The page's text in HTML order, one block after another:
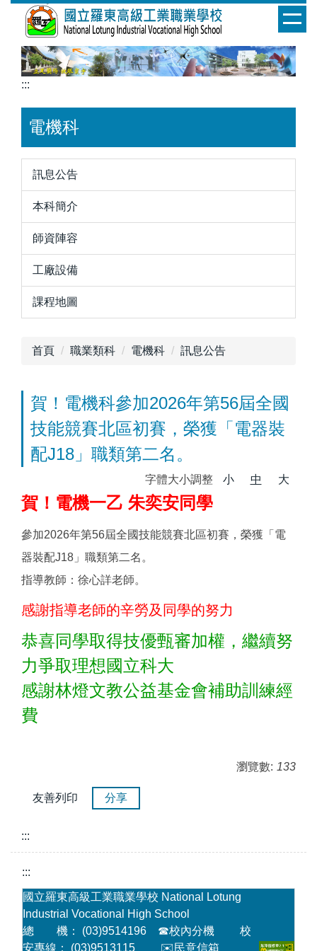
:::
電機科
訊息公告
本科簡介
師資陣容
工廠設備
課程地圖
首頁 職業類科 電機科 訊息公告
賀！電機科參加2026年第56屆全國
技能競賽北區初賽，榮獲「電器裝
配J18」職類第二名。
字體大小調整 小 中 大
賀！電機一乙 朱奕安同學
參加2026年第56屆全國技能競賽北區初賽，榮獲「電
器裝配J18」職類第二名。
指導教師：徐心詳老師。
感謝指導老師的辛勞及同學的努力
恭喜同學取得技優甄審加權，繼續努
力爭取理想國立科大
感謝林燈文教公益基金會補助訓練經
費
瀏覽數: 133
友善列印 分享
:::
:::
國立羅東高級工業職業學校 National Lotung
Industrial Vocational High School
總 機： (03)9514196 ☎校內分機
校
安專線： (03)9513115 ✉️民意信箱